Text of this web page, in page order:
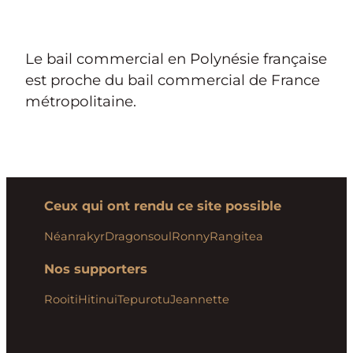
Le bail commercial en Polynésie française
est proche du bail commercial de France
métropolitaine.
Ceux qui ont rendu ce site possible
NéanrakyrDragonsoulRonnyRangitea
Nos supporters
RooitiHitinuiTepurotuJeannette